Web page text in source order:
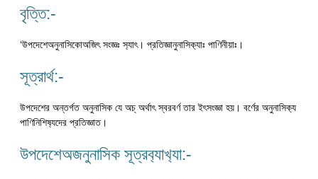
বৃত্তি:-
‘উপদেশেঅনুনাসিকোঅজিৎ সংজ্ঞঃ স‍্যাৎ। প্রতিজ্ঞানুনাসিক‍্যাঃ পাণিনীয়াঃ।
সূত্রার্থ:-
উপদেশের অন্তর্গত অনুনাসিক যে অচ্ অর্থাৎ স্বরবর্ণ তার ইৎসংজ্ঞা হয়। বর্ণের অনুনাসিক‍্য
পাণিনিশিষ‍্যদের প্রতিজ্ঞাত।
উপদেশেঅজনুনাসিক সূত্রব‍্যাখ‍্যা:-